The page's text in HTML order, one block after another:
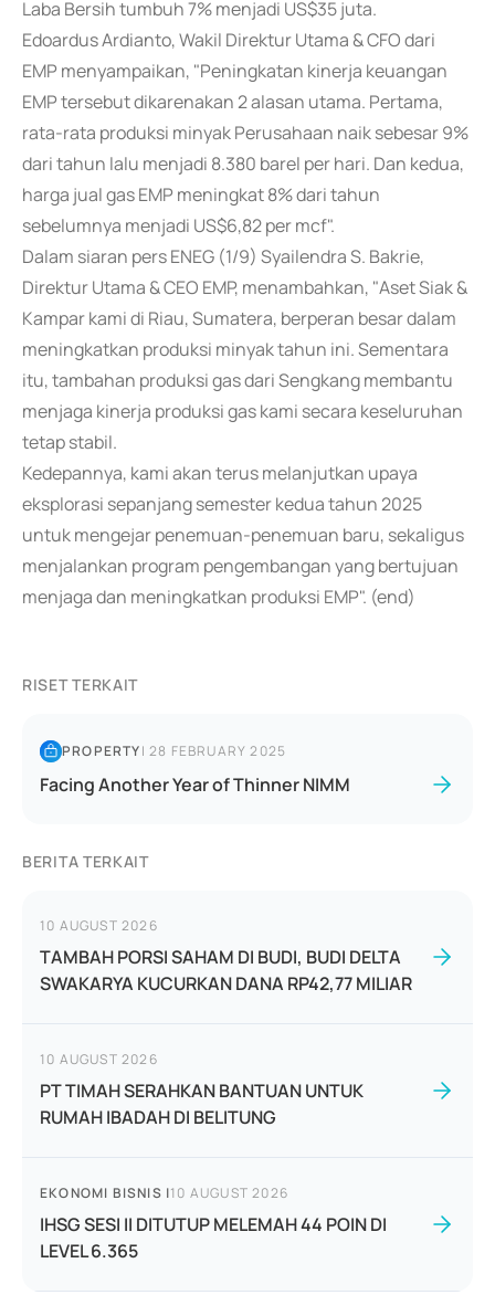
Laba Bersih tumbuh 7% menjadi US$35 juta.
Edoardus Ardianto, Wakil Direktur Utama & CFO dari
EMP menyampaikan, "Peningkatan kinerja keuangan
EMP tersebut dikarenakan 2 alasan utama. Pertama,
rata-rata produksi minyak Perusahaan naik sebesar 9%
dari tahun lalu menjadi 8.380 barel per hari. Dan kedua,
harga jual gas EMP meningkat 8% dari tahun
sebelumnya menjadi US$6,82 per mcf".
Dalam siaran pers ENEG (1/9) Syailendra S. Bakrie,
Direktur Utama & CEO EMP, menambahkan, "Aset Siak &
Kampar kami di Riau, Sumatera, berperan besar dalam
meningkatkan produksi minyak tahun ini. Sementara
itu, tambahan produksi gas dari Sengkang membantu
menjaga kinerja produksi gas kami secara keseluruhan
tetap stabil.
Kedepannya, kami akan terus melanjutkan upaya
eksplorasi sepanjang semester kedua tahun 2025
untuk mengejar penemuan-penemuan baru, sekaligus
menjalankan program pengembangan yang bertujuan
menjaga dan meningkatkan produksi EMP". (end)
RISET TERKAIT
PROPERTY|28 FEBRUARY 2025
Facing Another Year of Thinner NIMM
BERITA TERKAIT
10 AUGUST 2026
TAMBAH PORSI SAHAM DI BUDI, BUDI DELTA
SWAKARYA KUCURKAN DANA RP42,77 MILIAR
10 AUGUST 2026
PT TIMAH SERAHKAN BANTUAN UNTUK
RUMAH IBADAH DI BELITUNG
EKONOMI BISNIS |10 AUGUST 2026
IHSG SESI II DITUTUP MELEMAH 44 POIN DI
LEVEL 6.365